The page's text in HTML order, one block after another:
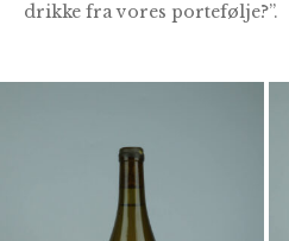
drikke fra vores portefølje?”.